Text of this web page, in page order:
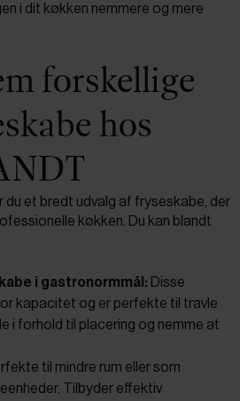
i dit køkken nemmere og mere
forskellige
hos
du et bredt udvalg af fryseskabe, der
køkken. Du kan blandt
i gastronormmål: Disse
kapacitet og er perfekte til travle
i forhold til placering og nemme at
til mindre rum eller som
Tilbyder effektiv